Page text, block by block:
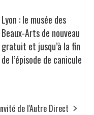
Lyon : le musée des
Beaux-Arts de nouveau
gratuit et jusqu’à la fin
de l’épisode de canicule
de l'Autre Direct